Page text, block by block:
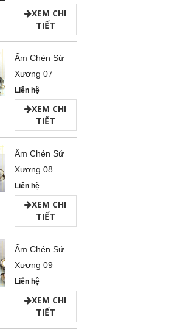
XEM CHI
TIẾT
Ấm Chén Sứ
Xương 07
Liên hệ
XEM CHI
TIẾT
Ấm Chén Sứ
Xương 08
Liên hệ
XEM CHI
TIẾT
Ấm Chén Sứ
Xương 09
Liên hệ
XEM CHI
TIẾT